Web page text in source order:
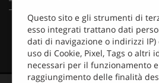
Questo sito e gli strumenti di
esso integrati trattano dati
dati di navigazione o indirizzi IP)
uso di Cookie, Pixel, Tags o altri
necessari per il funzionamento
raggiungimento delle finalità